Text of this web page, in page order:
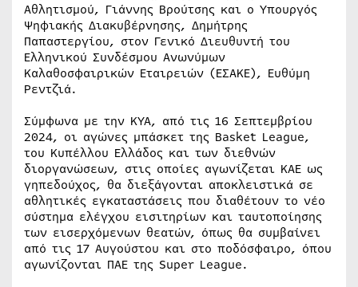
Αθλητισμού, Γιάννης Βρούτσης και ο Υπουργός
Ψηφιακής Διακυβέρνησης, Δημήτρης
Παπαστεργίου, στον Γενικό Διευθυντή του
Ελληνικού Συνδέσμου Ανωνύμων
Καλαθοσφαιρικών Εταιρειών (ΕΣΑΚΕ), Ευθύμη
Ρεντζιά.
Σύμφωνα με την ΚΥΑ, από τις 16 Σεπτεμβρίου
2024, οι αγώνες μπάσκετ της Basket League,
του Κυπέλλου Ελλάδος και των διεθνών
διοργανώσεων, στις οποίες αγωνίζεται ΚΑΕ ως
γηπεδούχος, θα διεξάγονται αποκλειστικά σε
αθλητικές εγκαταστάσεις που διαθέτουν το νέο
σύστημα ελέγχου εισιτηρίων και ταυτοποίησης
των εισερχόμενων θεατών, όπως θα συμβαίνει
από τις 17 Αυγούστου και στο ποδόσφαιρο, όπου
αγωνίζονται ΠΑΕ της Super League.